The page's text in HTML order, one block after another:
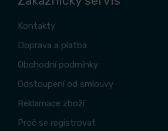
Kontakty
Doprava a platba
Obchodní podmínky
Odstoupení od smlouvy
Reklamace zboží
Proč se registrovat